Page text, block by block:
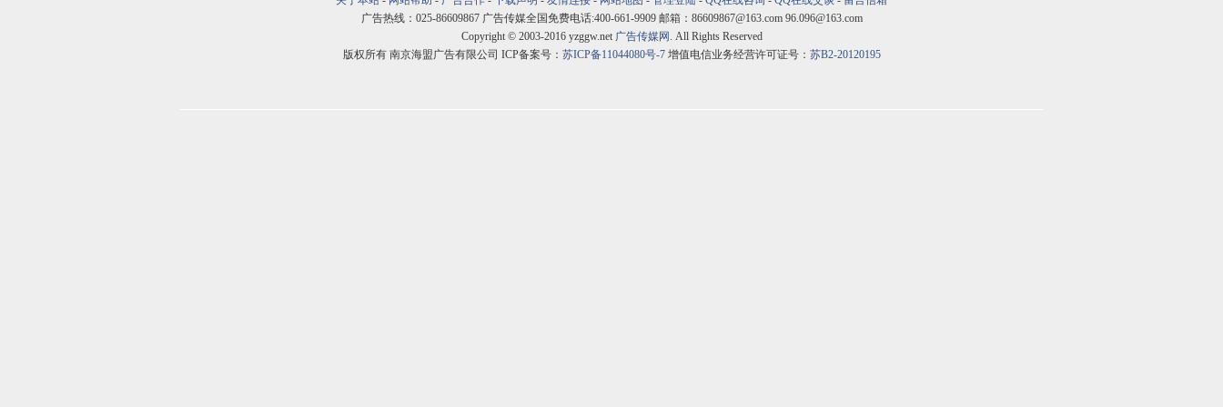
广告热线：025-86609867 广告传媒全国免费电话:400-661-9909 邮箱：86609867@163.com 96.096@163.com
Copyright © 2003-2016 yzggw.net 广告传媒网 . All Rights Reserved
版权所有 南京海盟广告有限公司 ICP备案号： 苏ICP备11044080号-7增值电信业务经营许可证号： 苏B2-20120195